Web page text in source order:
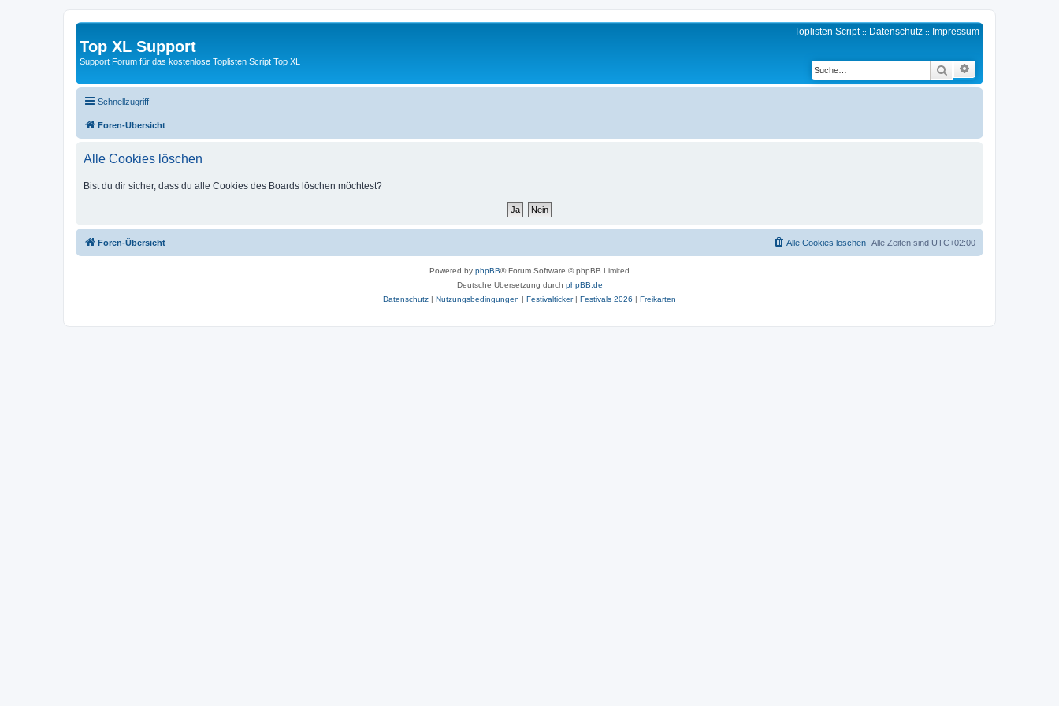
Top XL Support
Support Forum für das kostenlose Toplisten Script Top XL
Toplisten Script:: Datenschutz :: Impressum
Suche
Schnellzugriff
Foren-Übersicht
Alle Cookies löschen
Bist du dir sicher, dass du alle Cookies des Boards löschen möchtest?
Foren-Übersicht Alle Zeiten sind UTC+02:00
Alle Cookies löschen
Powered by phpBB® Forum Software © phpBB Limited
Deutsche Übersetzung durch phpBB.de
Datenschutz | Nutzungsbedingungen | Festivalticker| Festivals 2026 | Freikarten